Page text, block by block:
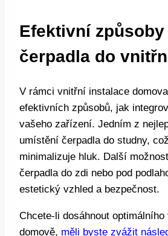
Efektivní
čerpadla do
V rámci vnitřní instalace
efektivních způsobů, jak
vašeho zařízení. Jedním z
umístění čerpadla do studny,
minimalizuje hluk. Další
čerpadla do zdi nebo pod
estetický vzhled a bezpečnost.
Chcete-li dosáhnout
domově, měli byste zvážit